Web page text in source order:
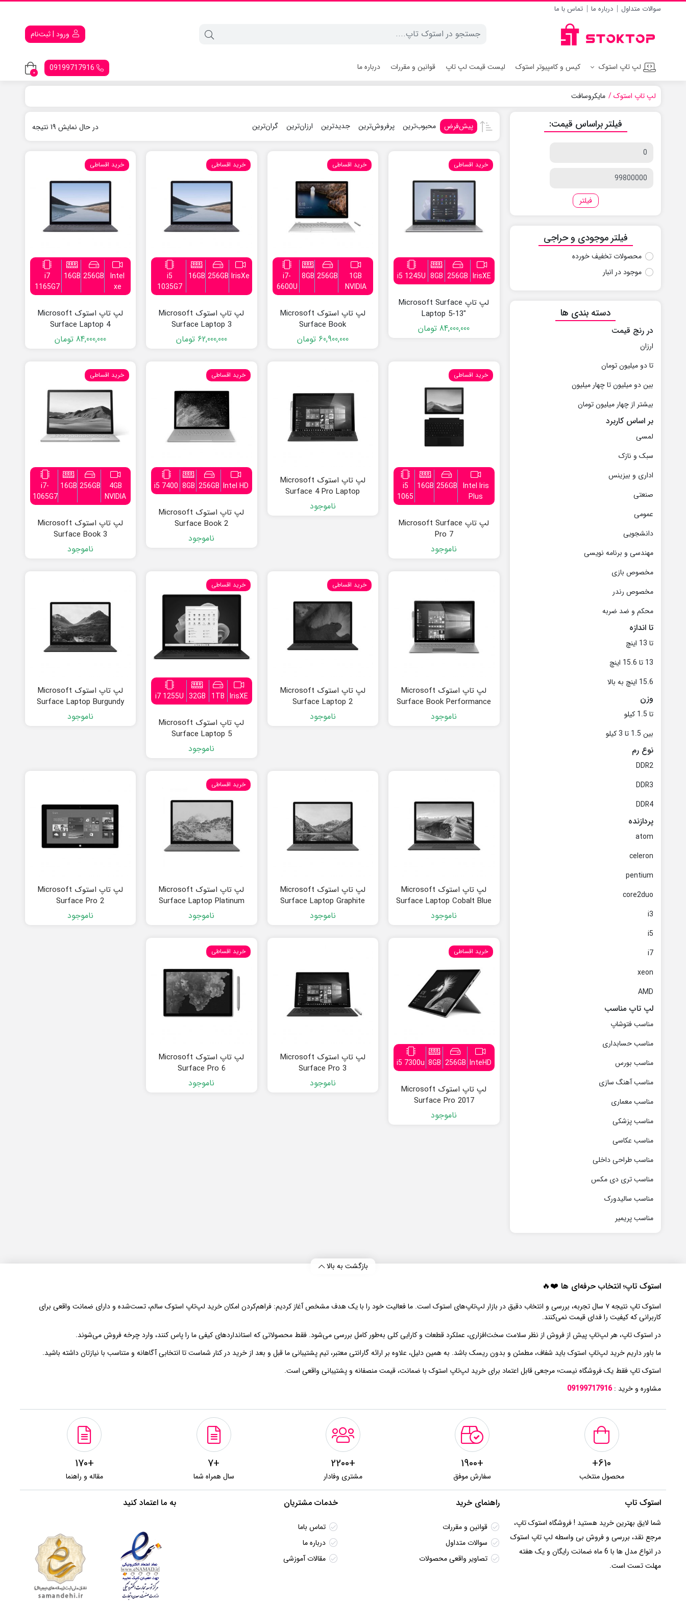
سوالات متداول درباره ما تماس با ما
ورود | ثبت‌نام
لپ تاپ استوک کیس و کامپیوتر استوک لیست قیمت لپ تاپ قوانین و مقررات درباره ما 09199717916
0
لپ تاپ استوک مایکروسافت
پیش‌فرض محبوب‌ترین پرفروش‌ترین جدیدترین ارزان‌ترین گران‌ترین در حال نمایش 19 نتیجه
خرید اقساطی
IrisXE
256GB
8GB
i5 1245U
لپ تاپ Microsoft Surface
Laptop 5-13″
84,000,000 تومان
خرید اقساطی
1GB
NVIDIA
256GB
8GB
i7-
6600U
لپ تاپ استوک Microsoft
Surface Book
60,900,000 تومان
خرید اقساطی
IrisXe
256GB
16GB
i5
1035G7
لپ تاپ استوک Microsoft
Surface Laptop 3
62,000,000 تومان
خرید اقساطی
Intel
xe
256GB
16GB
i7
1165G7
لپ تاپ استوک Microsoft
Surface Laptop 4
84,000,000 تومان
خرید اقساطی
Intel Iris
Plus
256GB
16GB
i5
1065
لپ تاپ Microsoft Surface
Pro 7
ناموجود
لپ تاپ استوک Microsoft
Surface 4 Pro Laptop
ناموجود
خرید اقساطی
Intel HD
256GB
8GB
i5 7400
لپ تاپ استوک Microsoft
Surface Book 2
ناموجود
خرید اقساطی
4GB
NVIDIA
256GB
16GB
i7-
1065G7
لپ تاپ استوک Microsoft
Surface Book 3
ناموجود
لپ تاپ استوک Microsoft
Surface Book Performance
Base
ناموجود
خرید اقساطی
لپ تاپ استوک Microsoft
Surface Laptop 2
ناموجود
خرید اقساطی
IrisXE
1TB
32GB
i7 1255U
لپ تاپ استوک Microsoft
Surface Laptop 5
ناموجود
لپ تاپ استوک Microsoft
Surface Laptop Burgundy
ناموجود
لپ تاپ استوک Microsoft
Surface Laptop Cobalt Blue
ناموجود
لپ تاپ استوک Microsoft
Surface Laptop Graphite
Gold
ناموجود
خرید اقساطی
لپ تاپ استوک Microsoft
Surface Laptop Platinum
ناموجود
لپ تاپ استوک Microsoft
Surface Pro 2
ناموجود
خرید اقساطی
InteHD
256GB
8GB
i5 7300u
لپ تاپ استوک Microsoft
Surface Pro 2017
ناموجود
لپ تاپ استوک Microsoft
Surface Pro 3
ناموجود
خرید اقساطی
لپ تاپ استوک Microsoft
Surface Pro 6
ناموجود
فیلتر براساس قیمت:
فیلتر
فیلتر موجودی و حراجی
محصولات تخفیف خورده
موجود در انبار
دسته بندی ها
در رنج قیمت
ارزان
تا دو میلیون تومان
بین دو میلیون تا چهار میلیون
بیشتر از چهار میلیون تومان
بر اساس کاربرد
لمسی
سبک و نازک
اداری و بیزینس
صنعتی
عمومی
دانشجویی
مهندسی و برنامه نویسی
مخصوص بازی
مخصوص رندر
محکم و ضد ضربه
تا اندازه
تا 13 اینچ
13 تا 15.6 اینچ
15.6 اینچ به بالا
وزن
تا 1.5 کیلو
بین 1.5 تا 3 کیلو
نوع رم
DDR2
DDR3
DDR4
پردازنده
atom
celeron
pentium
core2duo
i3
i5
i7
xeon
AMD
لپ تاپ مناسب
مناسب فتوشاپ
مناسب حسابداری
مناسب بورس
مناسب آهنگ سازی
مناسب معماری
مناسب پزشکی
مناسب عکاسی
مناسب طراحی داخلی
مناسب تری دی مکس
مناسب سالیدورک
مناسب پریمیر
بازگشت به بالا
استوک تاپ؛ انتخاب حرفه‌ای‌ ها ❤️🔥
استوک تاپ نتیجه ۷ سال تجربه، بررسی و انتخاب دقیق در بازار لپ‌تاپ‌های استوک است. ما فعالیت خود را با یک هدف مشخص آغاز کردیم: فراهم‌کردن امکان خرید لپ‌تاپ استوک سالم، تست‌شده و دارای ضمانت واقعی برای
کاربرانی که کیفیت را فدای قیمت نمی‌کنند.
در استوک تاپ، هر لپ‌تاپ پیش از فروش از نظر سلامت سخت‌افزاری، عملکرد قطعات و کارایی کلی به‌طور کامل بررسی می‌شود. فقط محصولاتی که استانداردهای کیفی ما را پاس کنند، وارد چرخه فروش می‌شوند.
ما باور داریم خرید لپ‌تاپ استوک باید شفاف، مطمئن و بدون ریسک باشد. به همین دلیل، علاوه بر ارائه گارانتی معتبر، تیم پشتیبانی ما قبل و بعد از خرید در کنار شماست تا انتخابی آگاهانه و متناسب با نیازتان داشته باشید.
استوک تاپ فقط یک فروشگاه نیست؛ مرجعی قابل اعتماد برای خرید لپ‌تاپ استوک با ضمانت، قیمت منصفانه و پشتیبانی واقعی است.
مشاوره و خرید :09199717916
610+
محصول منتخب
+1900
سفارش موفق
+2200
مشتری وفادار
+7
سال همراه شما
+170
مقاله و راهنما
استوک تاپ
شما لایق بهترین خرید هستید ! فروشگاه استوک تاپ،
مرجع نقد، بررسی و فروش بی واسطه لپ تاپ استوک
در انواع مدل ها با 6 ماه ضمانت رایگان و یک هفته
مهلت تست است.
راهنمای خرید
قوانین و مقررات
سوالات متداول
تصاویر واقعی محصولات
خدمات مشتریان
تماس باما
درباره ما
مقالات آموزشی
به ما اعتماد کنید